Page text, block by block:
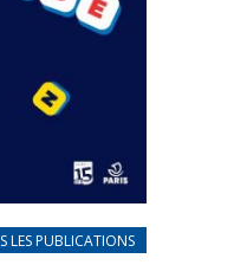
LES PUBLICATIONS